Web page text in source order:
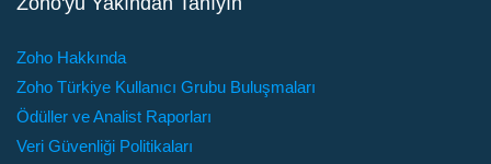
Zoho Hakkında
Zoho Türkiye Kullanıcı Grubu Buluşmaları
Ödüller ve Analist Raporları
Veri Güvenliği Politikaları